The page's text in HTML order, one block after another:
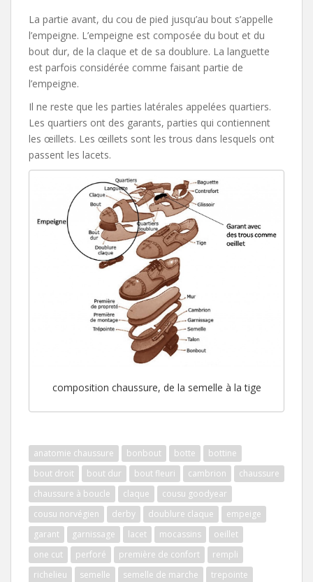
La partie avant, du cou de pied jusqu’au bout s’appelle
l’empeigne. L’empeigne est composée du bout et du
bout dur, de la claque et de sa doublure. La languette
est parfois considérée comme faisant partie de
l’empeigne.
Il ne reste que les parties latérales appelées quartiers.
Les quartiers ont des garants, parties qui contiennent
les œillets. Les œillets sont les trous dans lesquels ont
passent les lacets.
composition chaussure, de la semelle à la tige
anatomie chaussure bonbout botte
bottine
bout droit
bout dur bout fleuri cambrion
chaussure
chaussure à boucle
claque
cousu goodyear
cousu norvégien
derby doublure claque
empeige
garant
garnissage lacet mocassins
oeillet
one cut
perforé première de confort
rempli
richelieu
semelle semelle de marche
trepointe